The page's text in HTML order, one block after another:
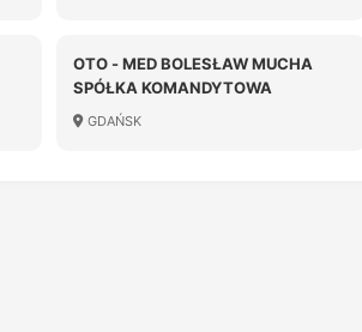
OTO - MED BOLESŁAW MUCHA
SPÓŁKA KOMANDYTOWA
GDAŃSK